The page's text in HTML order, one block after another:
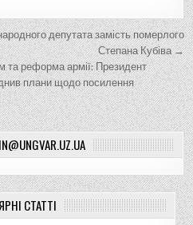
депутата замість померлого
Степана Кубіва →
та реформа армії: Президент
плани щодо посилення
СТАТТІ